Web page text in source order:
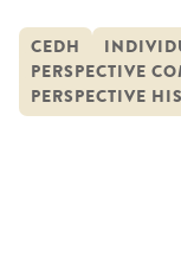
de
plutôt du point de
déplacement du
théorique précise :
CEDH
PERSPECTIVE
PERSPECTIVE